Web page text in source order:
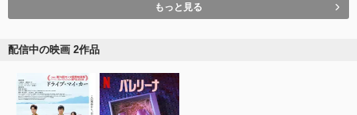
もっと見る
配信中の映画 2作品